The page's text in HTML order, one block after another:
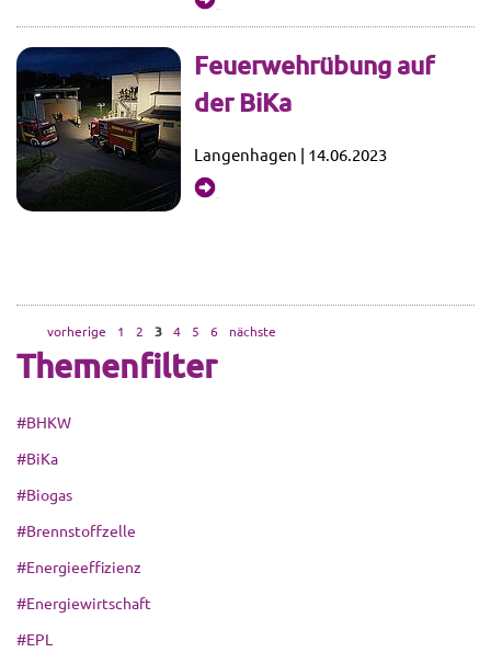
Feuerwehrübung auf
der BiKa
Langenhagen | 14.06.2023
vorherige 1 2 3 4 5 6 nächste
Themenfilter
#BHKW
#BiKa
#Biogas
#Brennstoffzelle
#Energieeffizienz
#Energiewirtschaft
#EPL